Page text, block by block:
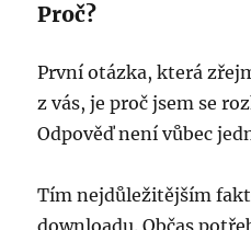
Proč?
První otázka, která
z vás, je proč jsem se
Odpověď není vůbec
Tím nejdůležitějším